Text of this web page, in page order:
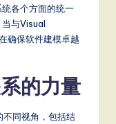
各个方面的统一
与Visual
确保软件建模卓越
的力量
不同视角，包括结